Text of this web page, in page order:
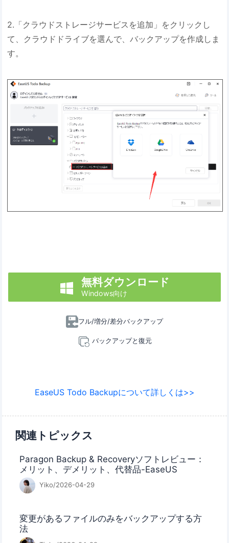
2.「クラウドストレージサービスを追加」をクリックし
て、クラウドドライブを選んで、バックアップを作成しま
す。
 無料ダウンロード
Windows向け
フル/増分/差分バックアップ
バックアップと復元
EaseUS Todo Backupについて詳しくは>>
関連トピックス
Paragon Backup & Recoveryソフトレビュー：
メリット、デメリット、代替品-EaseUS
Yiko/2026-04-29
変更があるファイルのみをバックアップする方
法